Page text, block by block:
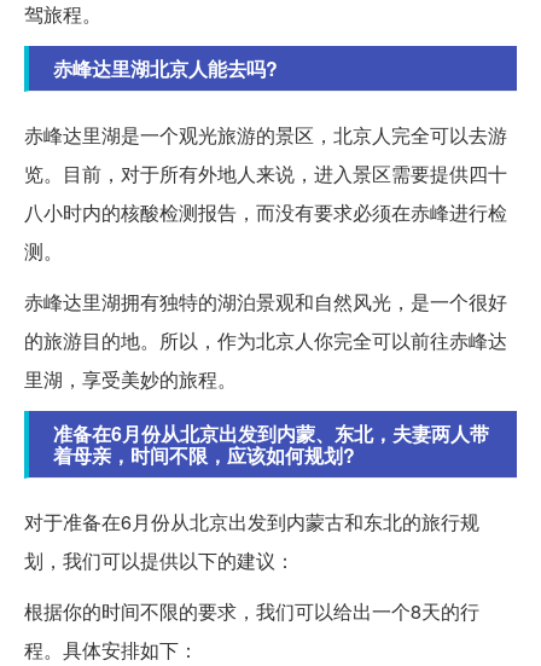
驾旅程。
赤峰达里湖北京人能去吗?
赤峰达里湖是一个观光旅游的景区，北京人完全可以去游
览。目前，对于所有外地人来说，进入景区需要提供四十
八小时内的核酸检测报告，而没有要求必须在赤峰进行检
测。
赤峰达里湖拥有独特的湖泊景观和自然风光，是一个很好
的旅游目的地。所以，作为北京人你完全可以前往赤峰达
里湖，享受美妙的旅程。
准备在6月份从北京出发到内蒙、东北，夫妻两人带
着母亲，时间不限，应该如何规划?
对于准备在6月份从北京出发到内蒙古和东北的旅行规
划，我们可以提供以下的建议：
根据你的时间不限的要求，我们可以给出一个8天的行
程。具体安排如下：